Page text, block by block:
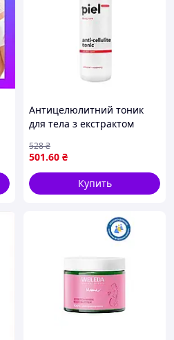
Антицелюлитний тоник
для тела з екстрактом
Tonic 250 мл (053D)
501.60 ₴
528₴
Купить